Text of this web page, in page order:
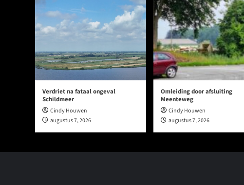
Verdriet na fataal ongeval
Schildmeer
Cindy Houwen
augustus 7, 2026
Omleiding door afsluiting
Meenteweg
Cindy Houwen
augustus 7, 2026